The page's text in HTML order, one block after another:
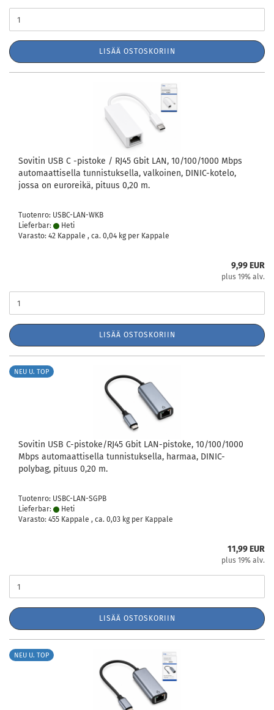
LISÄÄ OSTOSKORIIN
Sovitin USB C -pistoke / RJ45 Gbit LAN, 10/100/1000 Mbps
automaattisella tunnistuksella, valkoinen, DINIC-kotelo,
jossa on euroreikä, pituus 0,20 m.
Tuotenro: USBC-LAN-WKB
Lieferbar:
Heti
Varasto: 42 Kappale , ca. 0,04 kg per Kappale
9,99 EUR
plus 19% alv.
LISÄÄ OSTOSKORIIN
NEU U. TOP
Sovitin USB C-pistoke/RJ45 Gbit LAN-pistoke, 10/100/1000
Mbps automaattisella tunnistuksella, harmaa, DINIC-
polybag, pituus 0,20 m.
Tuotenro: USBC-LAN-SGPB
Lieferbar:
Heti
Varasto: 455 Kappale , ca. 0,03 kg per Kappale
11,99 EUR
plus 19% alv.
LISÄÄ OSTOSKORIIN
NEU U. TOP